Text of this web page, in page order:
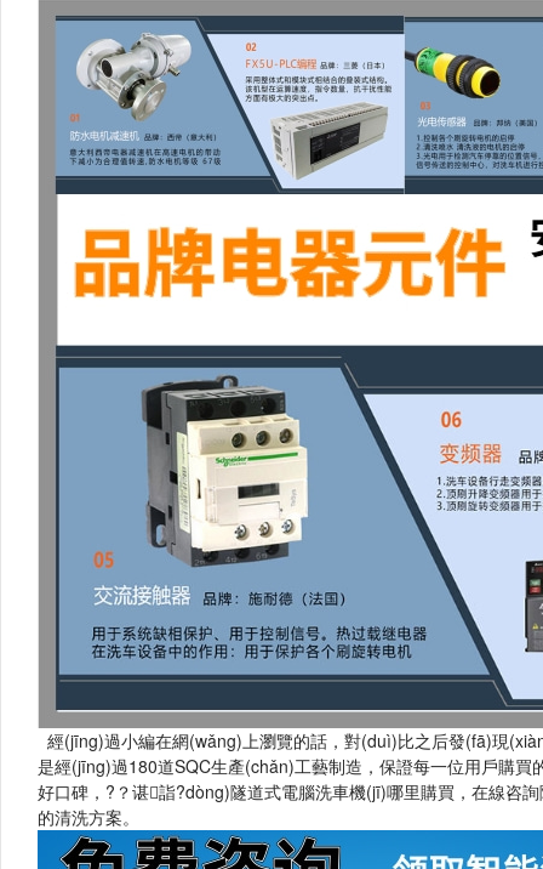
經(jīng)過小編在網(wǎng)上瀏覽的話，對(duì)比之后發(fā)現
是經(jīng)過180道SQC生產(chǎn)工藝制造，保證每一位用戶購買
好口碑，?？谌詣?dòng)隧道式電腦洗車機(jī)哪里購買，在線咨
的清洗方案。